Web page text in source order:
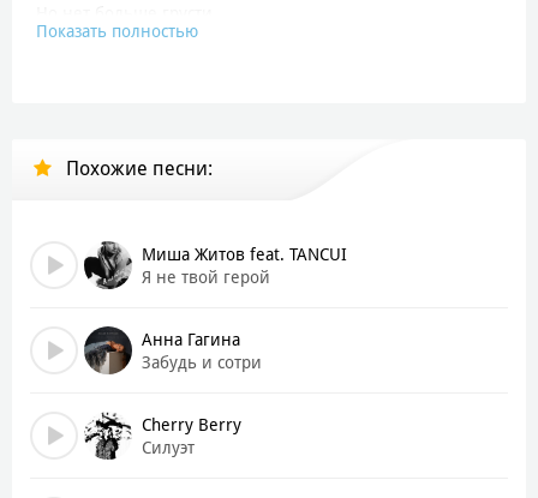
Выгляжу так круто
I’m so fast, baby, can you imagine?
Скажи, кто твой дизайнер
(Скажи-скажи)
Скажи кто твой дизайнер
Скажи кто твой дизайнер
Скажи кто твой дизайнер
Скажи кто твой дизайнер
Показать полностью
Похожие песни:
Миша Житов feat. TANCUI
Я не твой герой
Анна Гагина
Забудь и сотри
Cherry Berry
Силуэт